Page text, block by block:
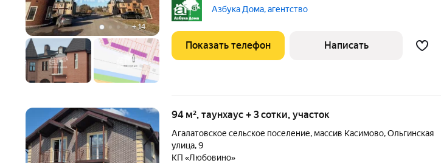
+14
Идеальное сочетание комфорта и природы в часе езды от
Петербурга.О доме и
Азбука Дома, агентство
Показать телефон Написать
94 м², таунхаус + 3 сотки, участок
Агалатовское сельское поселение, массив Касимово,Ольгинская
улица,9
КП «Любовино»